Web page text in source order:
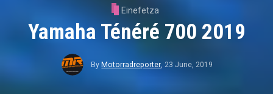
Einefetza
Yamaha Ténéré 700 2019
By Motorradreporter, 23 June, 2019